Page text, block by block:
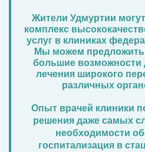
Жители Удмуртии
комплекс
услуг в клиниках
Мы можем
большие возможности
лечения широкого
различных
Опыт врачей клиники
решения даже самых
необходимости
госпитализация в